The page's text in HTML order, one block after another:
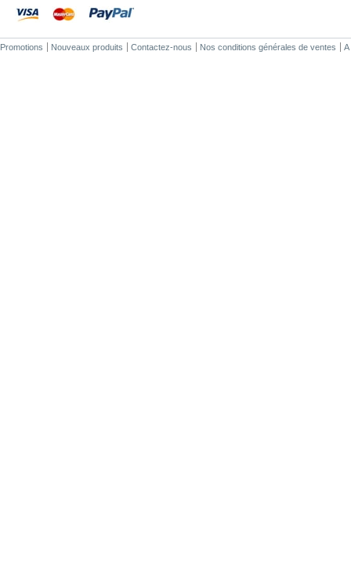
Promotions Nouveaux produits Contactez-nous Nos conditions générales de ventes A